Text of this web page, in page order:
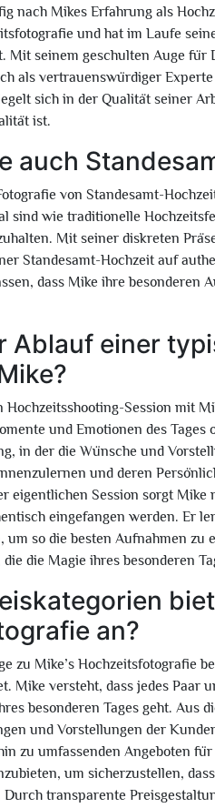
nach Mikes Erfahrung als
und hat im Laufe
Mit seinem geschulten Auge für
als vertrauenswürdiger
sich in der Qualität seiner
ist.
auch
von Standesamt-
sind wie traditionelle
Mit seiner diskreten
Standesamt-Hochzeit auf
dass Mike ihre besonderen
Ablauf einer
Hochzeitsshooting-Session mit
und Emotionen des
in der die Wünsche und
und deren
eigentlichen Session sorgt
eingefangen werden. Er
so die besten Aufnahmen zu
die Magie ihres besonderen
an?
zu Mike’s Hochzeitsfotografie
Mike versteht, dass jedes Paar
besonderen Tages geht. Aus
und Vorstellungen der
zu umfassenden Angeboten
um sicherzustellen,
transparente